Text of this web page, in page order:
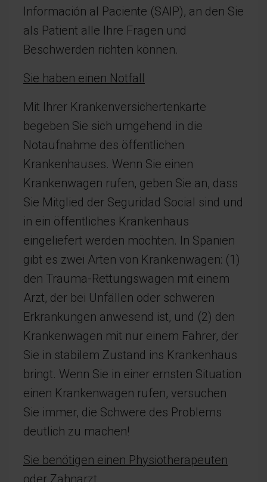
Información al Paciente (SAIP), an den Sie
als Patient alle Ihre Fragen und
Beschwerden richten können.
Sie haben einen Notfall
Mit Ihrer Krankenversichertenkarte
begeben Sie sich umgehend in die
Notaufnahme des öffentlichen
Krankenhauses. Wenn Sie einen
Krankenwagen rufen, geben Sie an, dass
Sie Mitglied der Seguridad Social sind und
in ein öffentliches Krankenhaus
eingeliefert werden möchten. In Spanien
gibt es zwei Arten von Krankenwagen: (1)
den Trauma-Rettungswagen mit einem
Arzt, der bei Unfällen oder schweren
Erkrankungen anwesend ist, und (2) den
Krankenwagen mit nur einem Fahrer, der
Sie in stabilem Zustand ins Krankenhaus
bringt. Wenn Sie in einer ernsten Situation
einen Krankenwagen rufen, versuchen
Sie immer, die Schwere des Problems
deutlich zu machen!
Sie benötigen einen Physiotherapeuten
oder Zahnarzt